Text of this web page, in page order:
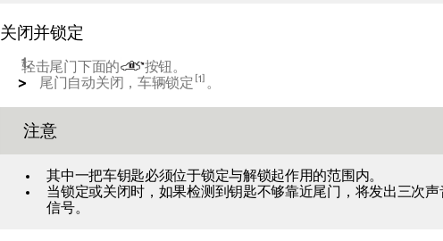
关闭并锁定
轻击尾门下面的
按钮。
尾门自动关闭，车辆锁定 1 。
注意
其中一把车钥匙必须位于锁定与解锁起作用的范围内。
当锁定或关闭时，如果检测到钥匙不够靠近尾门，将发出三次声
信号。